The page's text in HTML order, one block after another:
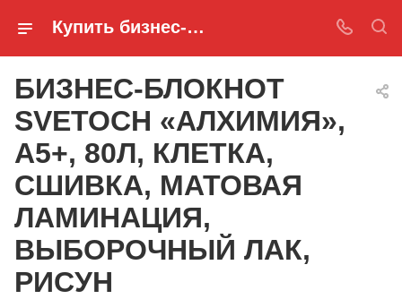
Купить бизнес-блокнот svetoch «алхимия», а5+, 80л, клетка, сшивка, матовая ламинация, выборочный лак, рисун 80ББТ5_93_5_1_000942 в Ростове-на-Дону
БИЗНЕС-БЛОКНОТ
SVETOCH «АЛХИМИЯ»,
А5+, 80Л, КЛЕТКА,
СШИВКА, МАТОВАЯ
ЛАМИНАЦИЯ,
ВЫБОРОЧНЫЙ ЛАК,
РИСУН